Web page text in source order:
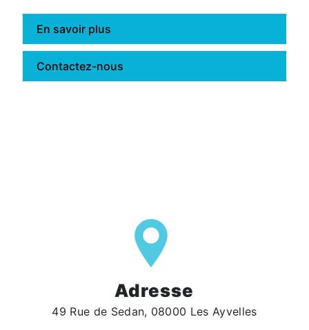
En savoir plus
Contactez-nous
Adresse
49 Rue de Sedan, 08000 Les Ayvelles